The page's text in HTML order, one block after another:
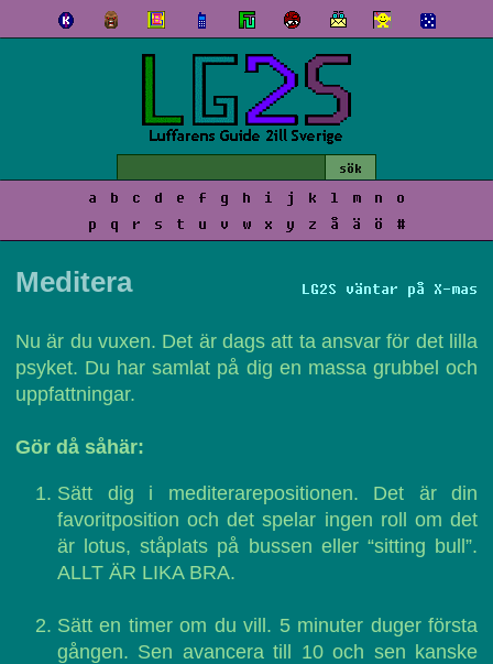
a b c d e f g h i j k l m n
o
p
q r s t u v w x y z å ä ö #
LG2S väntar på X-mas
Meditera
Nu är du vuxen. Det är dags att ta ansvar för det lilla
psyket. Du har samlat på dig en massa grubbel och
uppfattningar.
Gör då såhär:
Sätt dig i mediterarepositionen. Det är din
favoritposition och det spelar ingen roll om det
är lotus, ståplats på bussen eller “sitting bull”.
ALLT ÄR LIKA BRA.
Sätt en timer om du vill. 5 minuter duger första
gången. Sen avancera till 10 och sen kanske